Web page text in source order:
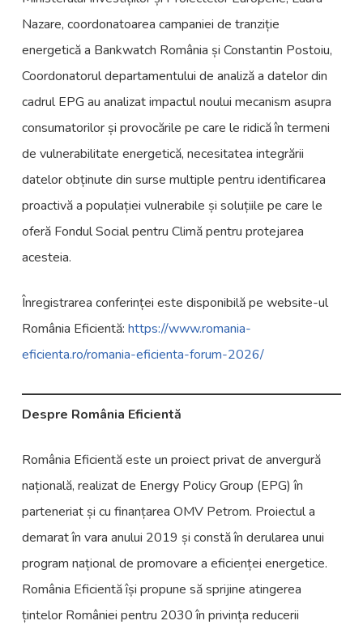
Nazare, coordonatoarea campaniei de tranziție
energetică a Bankwatch România și Constantin Postoiu,
Coordonatorul departamentului de analiză a datelor din
cadrul EPG au analizat impactul noului mecanism asupra
consumatorilor și provocările pe care le ridică în termeni
de vulnerabilitate energetică, necesitatea integrării
datelor obținute din surse multiple pentru identificarea
proactivă a populației vulnerabile și soluțiile pe care le
oferă Fondul Social pentru Climă pentru protejarea
acesteia.
Înregistrarea conferinței este disponibilă pe website-ul
România Eficientă: https://www.romania-
eficienta.ro/romania-eficienta-forum-2026/
Despre România Eficientă
România Eficientă este un proiect privat de anvergură
națională, realizat de Energy Policy Group (EPG) în
parteneriat și cu finanțarea OMV Petrom. Proiectul a
demarat în vara anului 2019 și constă în derularea unui
program național de promovare a eficienței energetice.
România Eficientă își propune să sprijine atingerea
țintelor României pentru 2030 în privința reducerii